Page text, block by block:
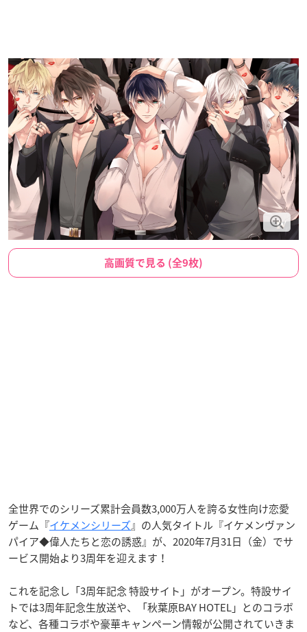
高画質で見る (全9枚)
全世界でのシリーズ累計会員数3,000万人を誇る女性向け恋愛
ゲーム『イケメンシリーズ』の人気タイトル『イケメンヴァン
パイア◆偉人たちと恋の誘惑』が、2020年7月31日（金）でサ
ービス開始より3周年を迎えます！
これを記念し「3周年記念 特設サイト」がオープン。特設サイ
トでは3周年記念生放送や、「秋葉原BAY HOTEL」とのコラボ
など、各種コラボや豪華キャンペーン情報が公開されていきま